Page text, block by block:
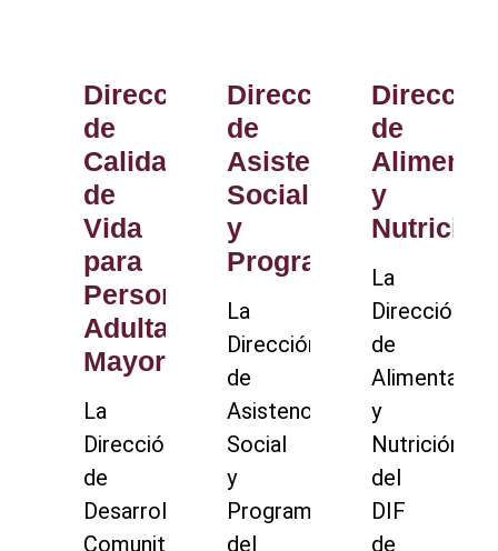
Dirección
de
Calidad
de
Vida
para
Personas
Adultas
Mayores
La
Dirección
de
Desarrollo
Comunitario
Dirección
de
Asistencia
Social
y
Programas
La
Dirección
de
Asistencia
Social
y
Programas
del
Dirección
de
y
Nutrición
La
Dirección
de
Alimentación
y
Nutrición
del
DIF
de